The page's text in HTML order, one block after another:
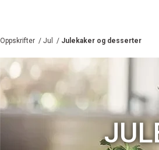
Oppskrifter / Jul / Julekaker og desserter